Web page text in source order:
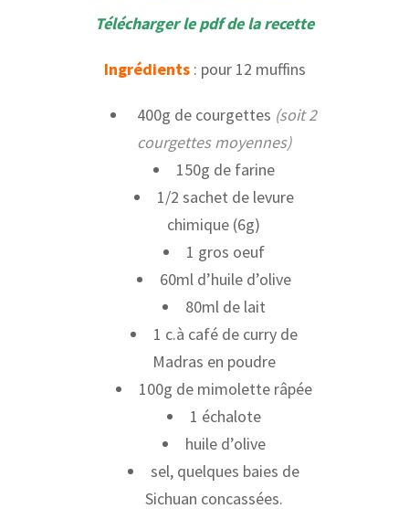
Télécharger le pdf de la recette
Ingrédients: pour 12 muffins
400g de courgettes (soit 2
courgettes moyennes)
150g de farine
1/2 sachet de levure
chimique (6g)
1 gros oeuf
60ml d’huile d’olive
80ml de lait
1 c.à café de curry de
Madras en poudre
100g de mimolette râpée
1 échalote
huile d’olive
sel, quelques baies de
Sichuan concassées.